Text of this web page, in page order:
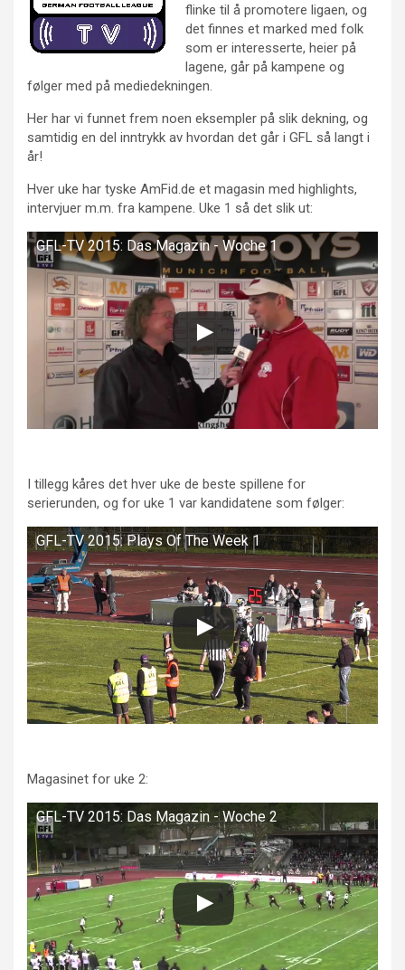
flinke til å promotere ligaen, og
det finnes et marked med folk
som er interesserte, heier på
lagene, går på kampene og
følger med på mediedekningen.
Her har vi funnet frem noen eksempler på slik dekning, og
samtidig en del inntrykk av hvordan det går i GFL så langt i
år!
Hver uke har tyske AmFid.de et magasin med highlights,
intervjuer m.m. fra kampene. Uke 1 så det slik ut:
GFL-TV 2015: Das Magazin - Woche 1
I tillegg kåres det hver uke de beste spillene for
serierunden, og for uke 1 var kandidatene som følger:
GFL-TV 2015: Plays Of The Week 1
Magasinet for uke 2:
GFL-TV 2015: Das Magazin - Woche 2